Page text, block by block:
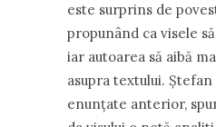
este surprins de
propunând ca visele
iar autoarea să aibă
asupra textului.
enunțate anterior,